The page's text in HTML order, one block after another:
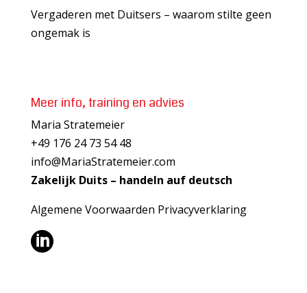
Vergaderen met Duitsers – waarom stilte geen
ongemak is
Meer info, training en advies
Maria Stratemeier
+49 176 24 73 54 48
info@MariaStratemeier.com
Zakelijk Duits – handeln auf deutsch
Algemene Voorwaarden Privacyverklaring
